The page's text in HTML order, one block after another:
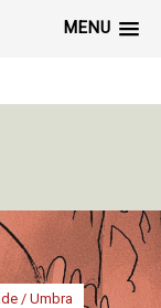
MENU
/ Umbra